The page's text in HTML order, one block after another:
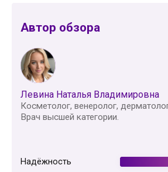
Автор обзора
Левина Наталья Владимировна
Косметолог, венеролог,
Врач высшей категории.
Надёжность